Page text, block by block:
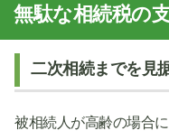
無駄な相続税の
二次相続までを見
被相続人が高齢の場合